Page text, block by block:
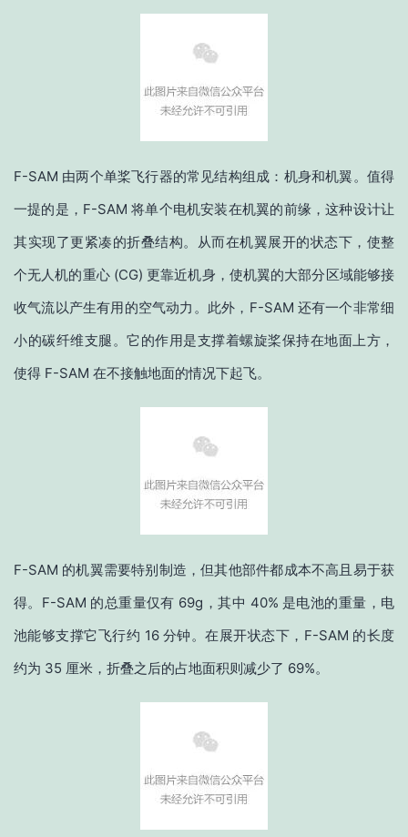
F-SAM 由两个单桨飞行器的常见结构组成：机身和机翼。值得
一提的是，F-SAM 将单个电机安装在机翼的前缘，这种设计让
其实现了更紧凑的折叠结构。从而在机翼展开的状态下，使整
个无人机的重心 (CG) 更靠近机身，使机翼的大部分区域能够接
收气流以产生有用的空气动力。此外，F-SAM 还有一个非常细
小的碳纤维支腿。它的作用是支撑着螺旋桨保持在地面上方，
使得 F-SAM 在不接触地面的情况下起飞。
F-SAM 的机翼需要特别制造，但其他部件都成本不高且易于获
得。F-SAM 的总重量仅有 69g，其中 40% 是电池的重量，电
池能够支撑它飞行约 16 分钟。在展开状态下，F-SAM 的长度
约为 35 厘米，折叠之后的占地面积则减少了 69%。